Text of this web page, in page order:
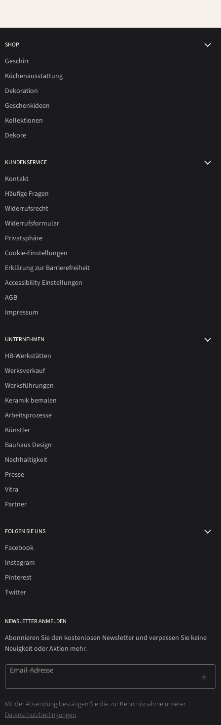
SHOP
Geschirr
Küchenausstattung
Dekoration
Geschenkideen
Kollektionen
Dekore
KUNDENSERVICE
Kontakt
Häufige Fragen
Widerrufsrecht
Widerrufsformular
Privatsphäre
Cookie-Einstellungen
Erklärung zur Barrierefreiheit
Accessibility Einstellungen
AGB
Impressum
UNTERNEHMEN
HB-Werkstätten
Werksverkauf
Werksführungen
Keramik bemalen
Arbeitsprozesse
Künstler
Bauhaus Design
Nachhaltigkeit
Presse
Vitra
Partner
FOLGEN SIE UNS
Facebook
Instagram
Pinterest
Twitter
NEWSLETTER ANMELDEN
Abonnieren Sie den kostenlosen Newsletter und verpassen Sie keine
Neuigkeit oder Aktion mehr.
Email-Adresse
Mit der Absendung bestätigen Sie die zur Kenntnisnahme unserer
Datenschutzbedingungen.